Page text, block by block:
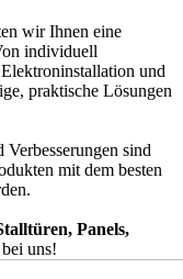
wir Ihnen eine
individuell
und
praktische Lösungen
sind
mit dem besten
Panels,
uns!